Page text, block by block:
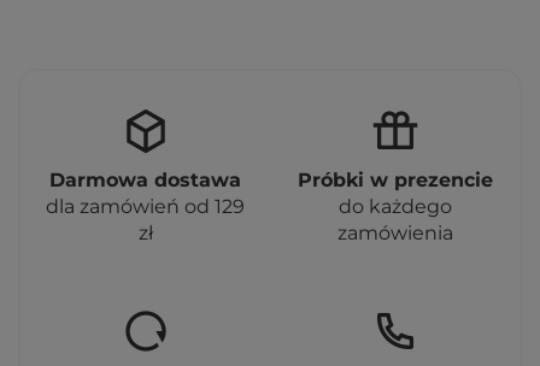
Darmowa dostawa
dla zamówień od 129
zł
Próbki w prezencie
do każdego
zamówienia